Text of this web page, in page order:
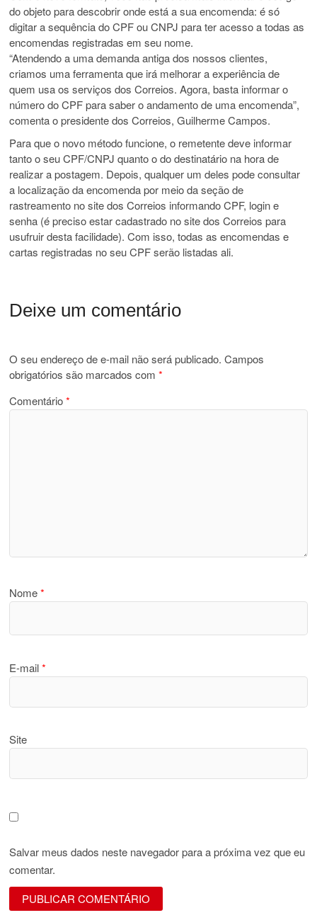
do objeto para descobrir onde está a sua encomenda: é só
digitar a sequência do CPF ou CNPJ para ter acesso a todas as
encomendas registradas em seu nome.
“Atendendo a uma demanda antiga dos nossos clientes,
criamos uma ferramenta que irá melhorar a experiência de
quem usa os serviços dos Correios. Agora, basta informar o
número do CPF para saber o andamento de uma encomenda”,
comenta o presidente dos Correios, Guilherme Campos.
Para que o novo método funcione, o remetente deve informar
tanto o seu CPF/CNPJ quanto o do destinatário na hora de
realizar a postagem. Depois, qualquer um deles pode consultar
a localização da encomenda por meio da seção de
rastreamento no site dos Correios informando CPF, login e
senha (é preciso estar cadastrado no site dos Correios para
usufruir desta facilidade). Com isso, todas as encomendas e
cartas registradas no seu CPF serão listadas ali.
Deixe um comentário
O seu endereço de e-mail não será publicado. Campos
obrigatórios são marcados com*
Comentário*
Nome*
E-mail*
Site
Salvar meus dados neste navegador para a próxima vez que eu
comentar.